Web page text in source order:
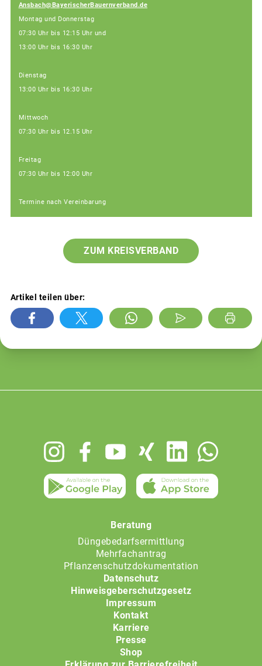
Ansbach@BayerischerBauernverband.de
Montag und Donnerstag
07:30 Uhr bis 12:15 Uhr und
13:00 Uhr bis 16:30 Uhr
Dienstag
13:00 Uhr bis 16:30 Uhr
Mittwoch
07:30 Uhr bis 12.15 Uhr
Freitag
07:30 Uhr bis 12:00 Uhr
Termine nach Vereinbarung
ZUM KREISVERBAND
Artikel teilen über:
Beratung
Düngebedarfsermittlung
Mehrfachantrag
Pflanzenschutzdokumentation
Datenschutz
Hinweisgeberschutzgesetz
Impressum
Kontakt
Karriere
Presse
Shop